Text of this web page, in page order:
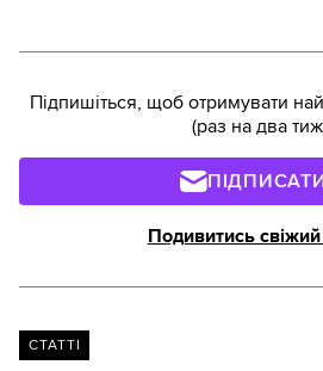
Підпишіться, щоб отримувати
(раз на два
Подивитись
СТАТТІ